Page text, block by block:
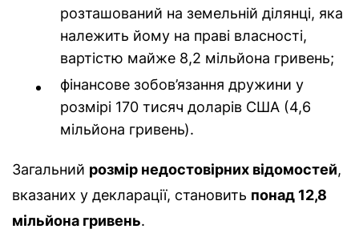
розташований на земельній ділянці, яка
належить йому на праві власності,
вартістю майже 8,2 мільйона гривень;
фінансове зобов’язання дружини у
розмірі 170 тисяч доларів США (4,6
мільйона гривень).
Загальний розмір недостовірних відомостей,
вказаних у декларації, становить понад 12,8
мільйона гривень.